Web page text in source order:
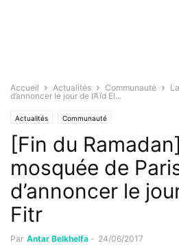
Accueil Actualités Communauté
d’annoncer le jour de l’Aïd El...
Actualités Communauté
[Fin du
mosquée de
d’annoncer le
Fitr
Par Antar Belkhelfa - 24/06/2017